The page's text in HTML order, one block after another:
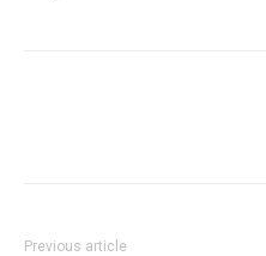
Previous article